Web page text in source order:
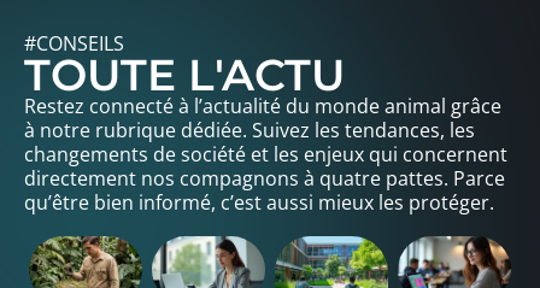
#CONSEILS
TOUTE L'ACTU
Restez connecté à l’actualité du monde animal grâce
à notre rubrique dédiée. Suivez les tendances, les
changements de société et les enjeux qui concernent
directement nos compagnons à quatre pattes. Parce
qu’être bien informé, c’est aussi mieux les protéger.